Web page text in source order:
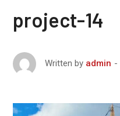
project-14
Written by admin